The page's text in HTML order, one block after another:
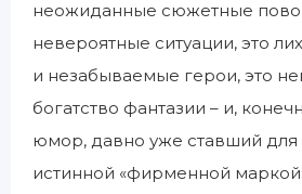
неожиданные сюжетные
невероятные ситуации, это
и незабываемые герои, это
богатство фантазии – и,
юмор, давно уже ставший для
истинной «фирменной